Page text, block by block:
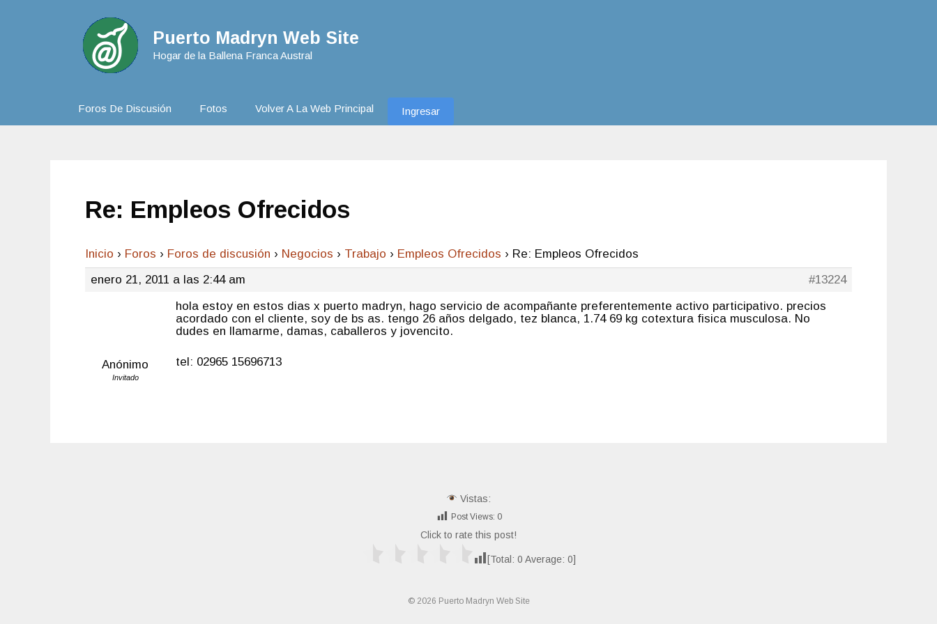
Puerto Madryn Web Site
Hogar de la Ballena Franca Austral
Foros De Discusión Fotos Volver A La Web Principal Ingresar
Re: Empleos Ofrecidos
Inicio › Foros › Foros de discusión › Negocios › Trabajo › Empleos Ofrecidos › Re: Empleos Ofrecidos
enero 21, 2011 a las 2:44 am
#13224
Anónimo
Invitado
hola estoy en estos dias x puerto madryn, hago servicio de acompañante preferentemente activo participativo. precios
acordado con el cliente, soy de bs as. tengo 26 años delgado, tez blanca, 1.74 69 kg cotextura fisica musculosa. No
dudes en llamarme, damas, caballeros y jovencito.
tel: 02965 15696713
Vistas:
Post Views: 0
Click to rate this post!
[Total: 0 Average: 0]
© 2026 Puerto Madryn Web Site